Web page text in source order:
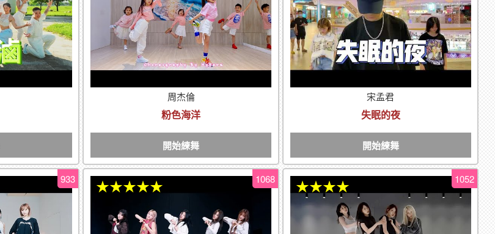
周杰倫
粉色海洋
開始練舞
宋孟君
失眠的夜
開始練舞
933 1068
★★★★★
1052
★★★★